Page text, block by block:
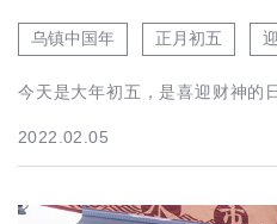
乌镇中国年 正月初五
今天是大年初五，是喜迎财神的
2022.02.05